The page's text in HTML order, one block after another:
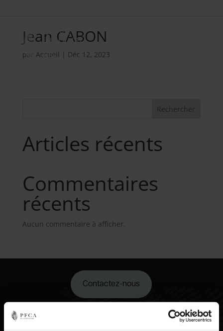
Jean CABON
par Accueil | Déc 12, 2023
Rechercher
Articles récents
Commentaires
récents
Aucun commentaire à afficher.
Contactez-nous